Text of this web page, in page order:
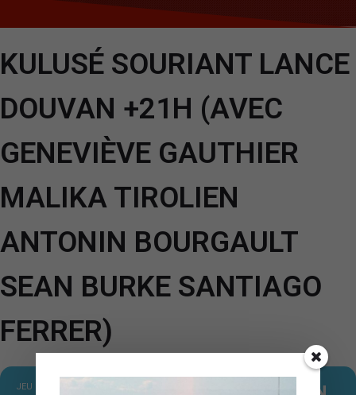
KULUSÉ SOURIANT LANCE
DOUVAN +21H (AVEC
GENEVIÈVE GAUTHIER
MALIKA TIROLIEN
ANTONIN BOURGAULT
SEAN BURKE SANTIAGO
FERRER)
JEU